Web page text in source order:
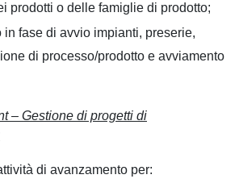
prodotti o delle famiglie di prodotto;
in fase di avvio impianti, preserie,
di processo/prodotto e avviamento
– Gestione di progetti di
di avanzamento per: